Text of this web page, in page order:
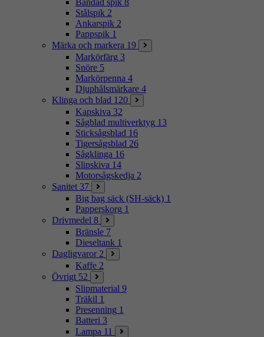
Stålspik 2
Ankarspik 2
Pappspik 1
Märka och markera 19
Markörfärg 3
Snöre 5
Markörpenna 4
Djuphålsmärkare 4
Klinga och blad 120
Kapskiva 32
Sågblad multiverktyg 13
Sticksågsblad 16
Tigersågsblad 26
Sågklinga 16
Slipskiva 14
Motorsågskedja 2
Sanitet 37
Big bag säck (SH-säck) 1
Papperskorg 1
Drivmedel 8
Bränsle 7
Dieseltank 1
Dagligvaror 2
Kaffe 2
Övrigt 52
Slipmaterial 9
Träkil 1
Presenning 1
Batteri 3
Lampa 11